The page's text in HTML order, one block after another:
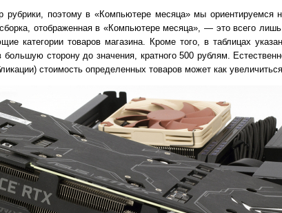
рубрики, поэтому в «Компьютере месяца» мы ориентируемся
отображенная в «Компьютере месяца», — это всего
категории товаров магазина. Кроме того, в таблицах
большую сторону до значения, кратного 500 рублям.
стоимость определенных товаров может как